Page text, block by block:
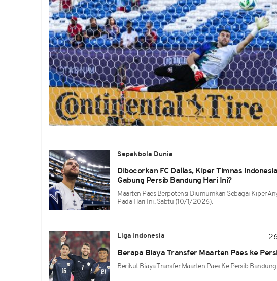
Sepakbola Dunia
Dibocorkan FC Dallas, Kiper Timnas
Gabung Persib Bandung Hari Ini?
Maarten Paes Berpotensi Diumumkan Sebagai Kiper
Pada Hari Ini, Sabtu (10/1/2026).
Liga Indonesia
Berapa Biaya Transfer Maarten Paes ke
Berikut Biaya Transfer Maarten Paes Ke Persib